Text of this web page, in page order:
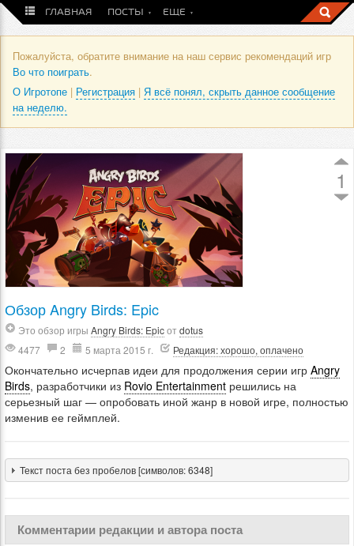
ГЛАВНАЯ ПОСТЫ ЕЩЕ
Пожалуйста, обратите внимание на наш сервис рекомендаций игр
Во что поиграть.
О Игротопе | Регистрация | Я всё понял, скрыть данное сообщение
на неделю.
1
Обзор Angry Birds: Epic
Это обзор игры Angry Birds: Epicотdotus
4477
2 5 марта 2015 г. Редакция: хорошо, оплачено
Окончательно исчерпав идеи для продолжения серии игр Angry
Birds, разработчики из Rovio Entertainment решились на
серьезный шаг — опробовать иной жанр в новой игре, полностью
изменив ее геймплей.
Текст поста без пробелов [символов: 6348]
Комментарии редакции и автора поста